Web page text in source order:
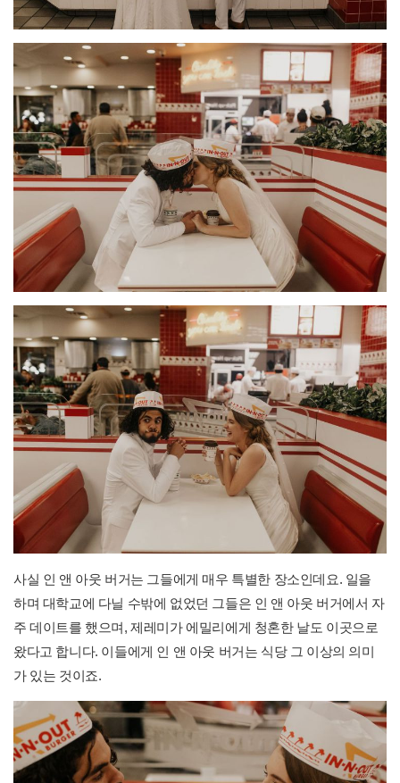
사실 인 앤 아웃 버거는 그들에게 매우 특별한 장소인데요. 일을
하며 대학교에 다닐 수밖에 없었던 그들은 인 앤 아웃 버거에서 자
주 데이트를 했으며, 제레미가 에밀리에게 청혼한 날도 이곳으로
왔다고 합니다. 이들에게 인 앤 아웃 버거는 식당 그 이상의 의미
가 있는 것이죠.